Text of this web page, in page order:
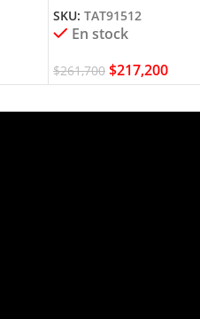
SKU: TAT91512
En stock
$261,700 $217,200